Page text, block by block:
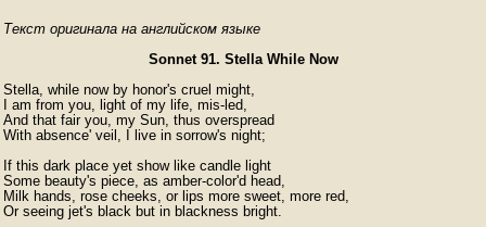
Текст оригинала на английском языке
Sonnet 91. Stella While Now
Stella, while now by honor's cruel might,
I am from you, light of my life, mis-led,
And that fair you, my Sun, thus overspread
With absence' veil, I live in sorrow's night;
If this dark place yet show like candle light
Some beauty's piece, as amber-color'd head,
Milk hands, rose cheeks, or lips more sweet, more red,
Or seeing jet's black but in blackness bright.